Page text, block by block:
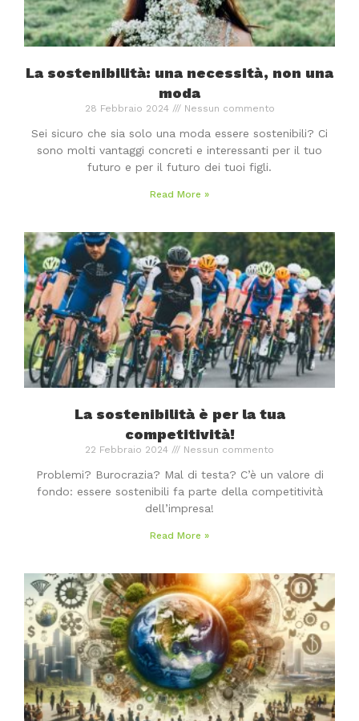
La sostenibilità: una necessità, non una
moda
28 Febbraio 2024 Nessun commento
Sei sicuro che sia solo una moda essere sostenibili? Ci
sono molti vantaggi concreti e interessanti per il tuo
futuro e per il futuro dei tuoi figli.
Read More »
La sostenibilità è per la tua
competitività!
22 Febbraio 2024 Nessun commento
Problemi? Burocrazia? Mal di testa? C’è un valore di
fondo: essere sostenibili fa parte della competitività
dell’impresa!
Read More »